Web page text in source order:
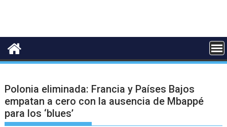
Polonia eliminada: Francia y Países Bajos
empatan a cero con la ausencia de Mbappé
para los ‘blues’